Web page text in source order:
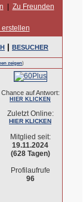
Zu Freunden
erstellen
BESUCHER
zeigen)
Chance auf Antwort:
HIER KLICKEN
Zuletzt Online:
HIER KLICKEN
Mitglied seit:
19.11.2024
(628 Tagen)
Profilaufrufe
96